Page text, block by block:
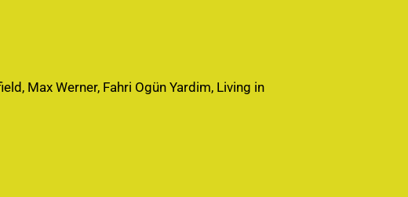
Max Werner, Fahri Ogün Yardim, Living in